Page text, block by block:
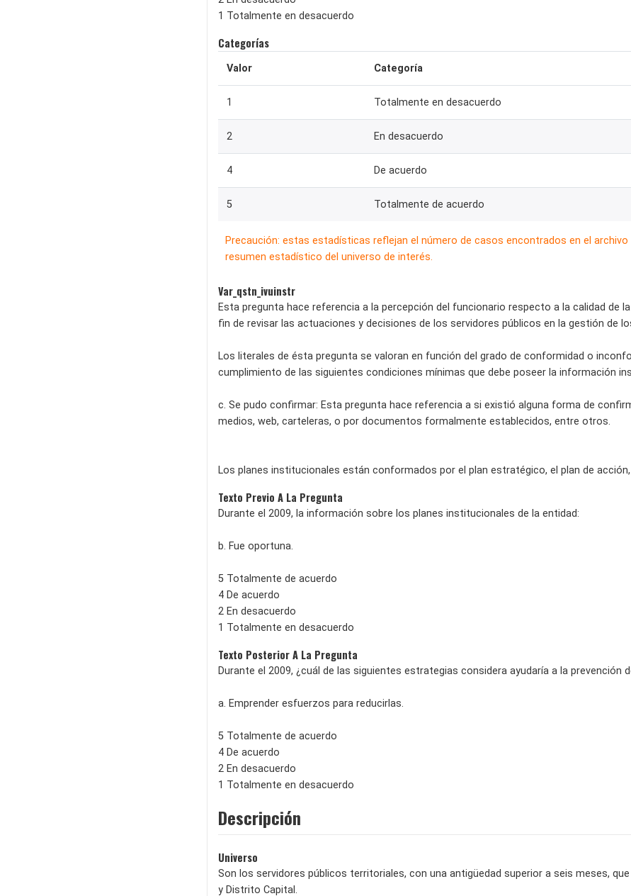
1 Totalmente en desacuerdo
Categorías
Valor Categoría
1 Totalmente en desacuerdo
2 En desacuerdo
4 De acuerdo
5 Totalmente de acuerdo
Precaución: estas estadísticas reflejan el número de casos encontrados en el
resumen estadístico del universo de interés.
Var_qstn_ivuinstr
Esta pregunta hace referencia a la percepción del funcionario respecto a la calidad de
fin de revisar las actuaciones y decisiones de los servidores públicos en la gestión de
Los literales de ésta pregunta se valoran en función del grado de conformidad o
cumplimiento de las siguientes condiciones mínimas que debe poseer la información
c. Se pudo confirmar: Esta pregunta hace referencia a si existió alguna forma de
medios, web, carteleras, o por documentos formalmente establecidos, entre otros.
Los planes institucionales están conformados por el plan estratégico, el plan de
Texto Previo A La Pregunta
Durante el 2009, la información sobre los planes institucionales de la entidad:
b. Fue oportuna.
5 Totalmente de acuerdo
4 De acuerdo
2 En desacuerdo
1 Totalmente en desacuerdo
Texto Posterior A La Pregunta
Durante el 2009, ¿cuál de las siguientes estrategias considera ayudaría a la prevención
a. Emprender esfuerzos para reducirlas.
5 Totalmente de acuerdo
4 De acuerdo
2 En desacuerdo
1 Totalmente en desacuerdo
Descripción
Universo
Son los servidores públicos territoriales, con una antigüedad superior a seis meses,
y Distrito Capital.